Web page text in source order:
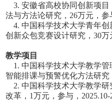
3. 安徽省高校协同创新项目
法与方法论研究，26万元，参
4. 中国科学技术大学青年创
创新众包竞赛设计研究，30万
教学项目
1. 中国科学技术大学教学管
智能排课与预警优化方法研究
2. 中国科学技术大学教学研
改革，1万元，参与，2025.10-